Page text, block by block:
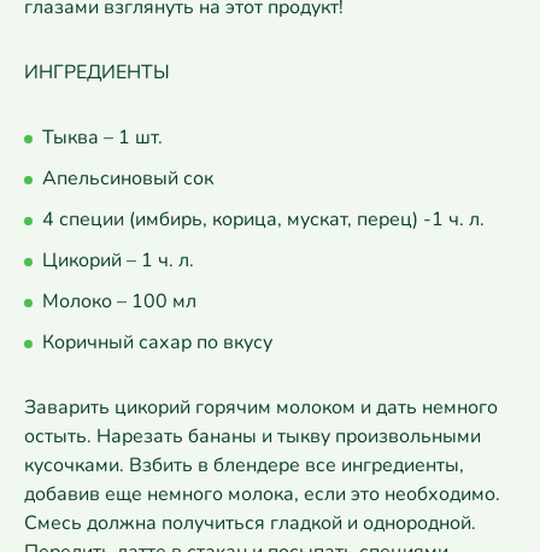
глазами взглянуть на этот продукт!
ИНГРЕДИЕНТЫ
Тыква – 1 шт.
Апельсиновый сок
4 специи (имбирь, корица, мускат, перец) -1 ч. л.
Цикорий – 1 ч. л.
Молоко – 100 мл
Коричный сахар по вкусу
Заварить цикорий горячим молоком и дать немного
остыть. Нарезать бананы и тыкву произвольными
кусочками. Взбить в блендере все ингредиенты,
добавив еще немного молока, если это необходимо.
Смесь должна получиться гладкой и однородной.